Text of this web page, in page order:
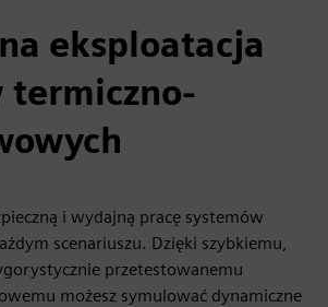
eksploatacja
termiczno-
i wydajną pracę systemów
scenariuszu. Dzięki szybkiemu,
przetestowanemu
możesz symulować dynamiczne